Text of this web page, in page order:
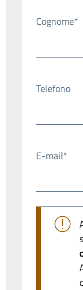
Cognome*
Telefono
E-mail*